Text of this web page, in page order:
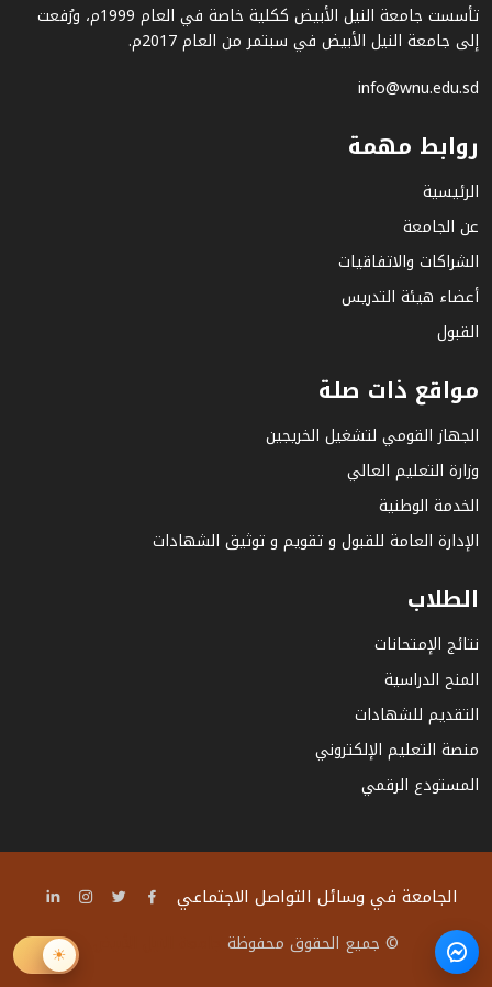
تأسست جامعة النيل الأبيض ككلية خاصة في العام 1999م، ورُفعت
إلى جامعة النيل الأبيض في سبتمر من العام 2017م.
info@wnu.edu.sd
روابط مهمة
الرئيسية
عن الجامعة
الشراكات والاتفاقيات
أعضاء هيئة التدريس
القبول
مواقع ذات صلة
الجهاز القومي لتشغيل الخريجين
وزارة التعليم العالي
الخدمة الوطنية
الإدارة العامة للقبول و تقويم و توثيق الشهادات
الطلاب
نتائج الإمتحانات
المنح الدراسية
التقديم للشهادات
منصة التعليم الإلكتروني
المستودع الرقمي
الجامعة في وسائل التواصل الاجتماعي
© جميع الحقوق محفوظة